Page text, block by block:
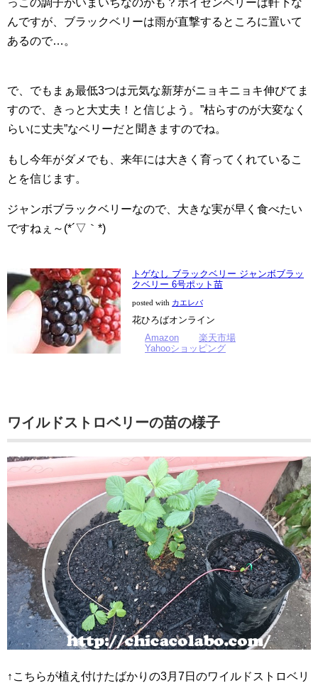
んですが、ブラックベリーは雨が直撃するところに置いて
あるので…。
で、でもまぁ最低3つは元気な新芽がニョキニョキ伸びてま
すので、きっと大丈夫！と信じよう。”枯らすのが大変なく
らいに丈夫”なベリーだと聞きますのでね。
もし今年がダメでも、来年には大きく育ってくれているこ
とを信じます。
ジャンボブラックベリーなので、大きな実が早く食べたい
ですねぇ～(*´▽｀*)
トゲなし ブラックベリー ジャンボブラッ
クベリー 6号ポット苗
posted with カエレバ
花ひろばオンライン
Amazon
楽天市場
Yahooショッピング
ワイルドストロベリーの苗の様子
↑こちらが植え付けたばかりの3月7日のワイルドストロベリ